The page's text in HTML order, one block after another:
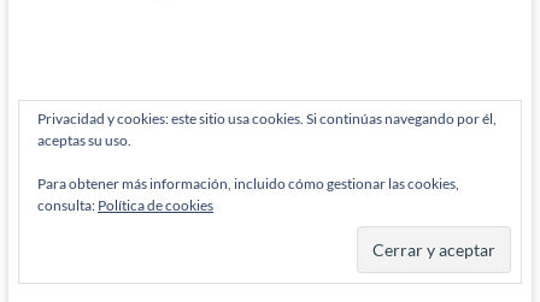
Privacidad y cookies: este sitio usa cookies. Si continúas navegando por él,
aceptas su uso.
Para obtener más información, incluido cómo gestionar las cookies,
consulta: Política de cookies